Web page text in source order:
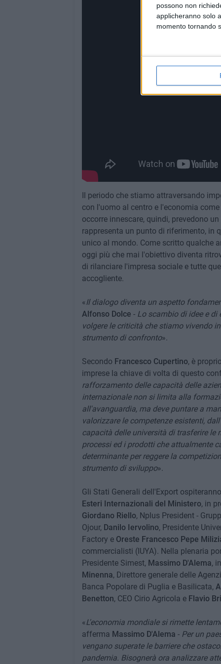
possono non
applicheranno solo
momento tornando
Il periodo che stiamo attraversando
con l'uomo al centro e l'economia
occorre innescare, quindi, prevedono
rappresenta un punto di riferimento, in
unico al mondo. Come scritto qualche
oggi più che mai l'obiettivo diventa
di rilanciare l'impresa sociale e tutte
accogliente.
«Il dialogo diventa un aspetto
Alfonso Dolce - Lo scambio di idee e di
volgere le criticità che stiamo vivendo
strumento di confronto».
Secondo Francesco Cupertino, è
imprese la chiave di volta di questo
rafforzamento delle capacità delle
internazionale non si limita alla
all'avanguardia, ma deve puntare a
valorizzare le competenze esistenti,
capacità delle università di trasferire le
processi ed i prodotti che attualmente
determinante per reggere la
strumento di sviluppo».
Gli Stati Generali dell'Export
Esteri Internazionali del Ministero, in
Giordano Riello, Nplus President -
Ojour, Danilo Iervolino, Presidente
Factory e Oreste Francesco Pepe
commercialisti (IUYA). Nella plenaria
Presidente Simest, Massimo D'Alema,
Minenna, Direttore generale delle
Banca Popolare di Puglia e Basilicata,
Benetton, CEO Cirio Agricola e Flavio
«L'economia mondiale si rimette
afferma Massimo D'Alema - Per un
vengano superate le barriere che
pandemia. Bisognerà ora analizzare